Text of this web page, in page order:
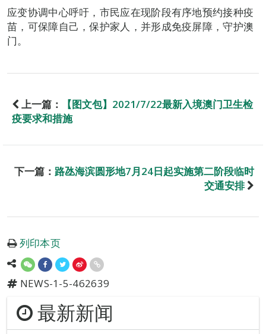
应变协调中心呼吁，市民应在现阶段有序地预约接种疫
苗，可保障自己，保护家人，并形成免疫屏障，守护澳
门。
上一篇：
【图文包】2021/7/22最新入境澳门卫生检
疫要求和措施
下一篇： 路氹海滨圆形地7月24日起实施第二阶段临时
交通安排
列印本页
NEWS-1-5-462639
最新新闻